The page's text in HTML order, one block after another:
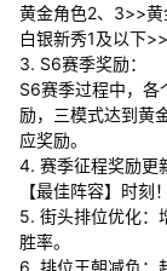
黄金角色2、3>>
白银新秀1及以下
3. S6赛季奖励：
S6赛季过程中，各
励，三模式达到黄
应奖励。
4. 赛季征程奖励更
【最佳阵容】时刻！
5. 街头排位优化：
胜率。
6. 排位王朝减负：